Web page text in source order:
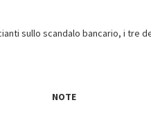
sullo scandalo bancario, i tre
NOTE